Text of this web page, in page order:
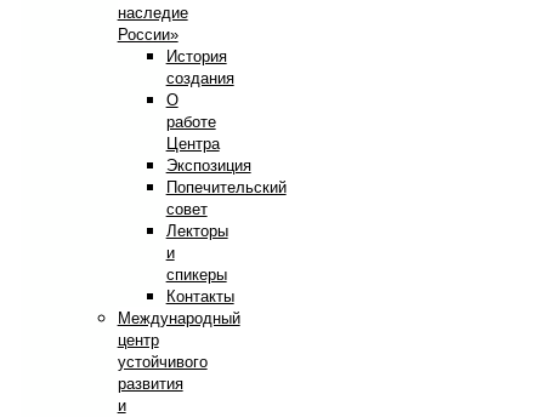
наследие
России»
История
создания
О
работе
Центра
Экспозиция
Попечительский
совет
Лекторы
и
спикеры
Контакты
Международный
центр
устойчивого
развития
и